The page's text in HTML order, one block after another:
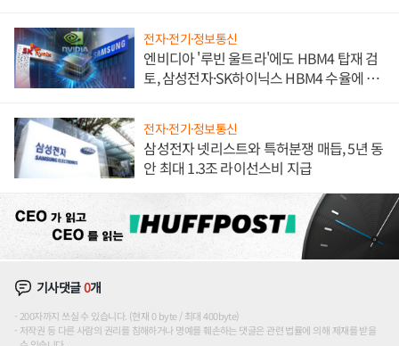
전자·전기·정보통신
엔비디아 '루빈 울트라'에도 HBM4 탑재 검
토, 삼성전자·SK하이닉스 HBM4 수율에 주
전자·전기·정보통신
삼성전자 넷리스트와 특허분쟁 매듭, 5년 동
안 최대 1.3조 라이선스비 지급
기사댓글0개
200자까지 쓰실 수 있습니다. (현재 0 byte / 최대 400byte)
저작권 등 다른 사람의 권리를 침해하거나 명예를 훼손하는 댓글은 관련 법률에 의해 제재를 받을